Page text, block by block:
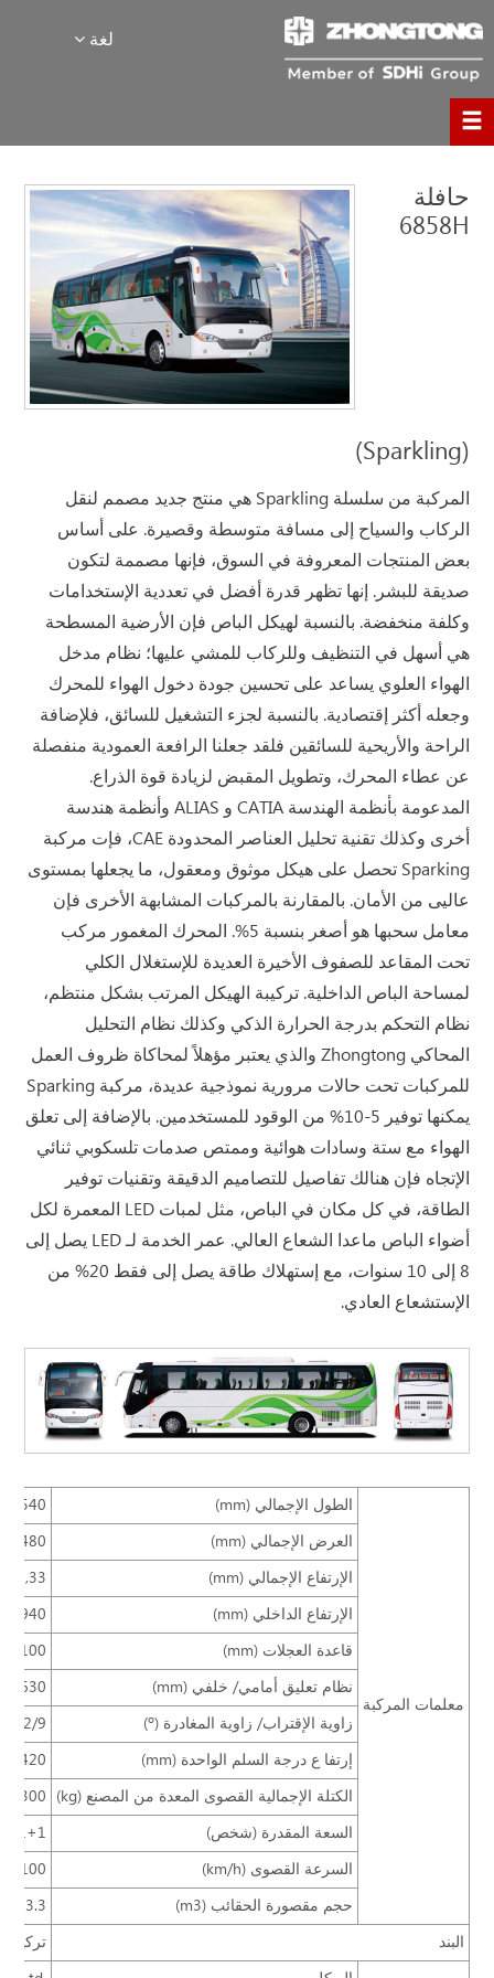
لغة
حافلة
6858H
(Sparkling)
المركبة من سلسلة Sparkling هي منتج جديد مصمم لنقل
الركاب والسياح إلى مسافة متوسطة وقصيرة. على أساس
بعض المنتجات المعروفة في السوق، فإنها مصممة لتكون
صديقة للبشر. إنها تظهر قدرة أفضل في تعددية الإستخدامات
وكلفة منخفضة. بالنسبة لهيكل الباص فإن الأرضية المسطحة
هي أسهل في التنظيف وللركاب للمشي عليها؛ نظام مدخل
الهواء العلوي يساعد على تحسين جودة دخول الهواء للمحرك
وجعله أكثر إقتصادية. بالنسبة لجزء التشغيل للسائق، فلإضافة
الراحة والأريحية للسائقين فلقد جعلنا الرافعة العمودية منفصلة
عن عطاء المحرك، وتطويل المقبض لزيادة قوة الذراع.
المدعومة بأنظمة الهندسة CATIA و ALIAS وأنظمة هندسة
أخرى وكذلك تقنية تحليل العناصر المحدودة CAE، فإت مركبة
Sparking تحصل على هيكل موثوق ومعقول، ما يجعلها بمستوى
عاليى من الأمان. بالمقارنة بالمركبات المشابهة الأخرى فإن
معامل سحبها هو أصغر بنسبة 5%. المحرك المغمور مركب
تحت المقاعد للصفوف الأخيرة العديدة للإستغلال الكلي
لمساحة الباص الداخلية. تركيبة الهيكل المرتب بشكل منتظم،
نظام التحكم بدرجة الحرارة الذكي وكذلك نظام التحليل
المحاكي Zhongtong والذي يعتبر مؤهلاً لمحاكاة ظروف العمل
للمركبات تحت حالات مرورية نموذجية عديدة، مركبة Sparking
يمكنها توفير 5-10% من الوقود للمستخدمين. بالإضافة إلى تعلق
الهواء مع ستة وسادات هوائية وممتص صدمات تلسكوبي ثنائي
الإتجاه فإن هنالك تفاصيل للتصاميم الدقيقة وتقنيات توفير
الطاقة، في كل مكان في الباص، مثل لمبات LED المعمرة لكل
أضواء الباص ماعدا الشعاع العالي. عمر الخدمة لـ LED يصل إلى
8 إلى 10 سنوات، مع إستهلاك طاقة يصل إلى فقط 20% من
الإستشعاع العادي.
معلمات المركبة
الطول الإجمالي (mm)
8540
العرض الإجمالي (mm)
2480
الإرتفاع الإجمالي (mm)
33, 503, 250
الإرتفاع الداخلي (mm)
1940
قاعدة العجلات (mm)
4100
نظام تعليق أمامي/ خلفي (mm)
2630
زاوية الإقتراب/ زاوية المغادرة (º)
12/9
إرتفا ع درجة السلم الواحدة (mm)
420
الكتلة الإجمالية القصوى المعدة من المصنع (kg)
11300
السعة المقدرة (شخص)
السرعة القصوى (km/h)
100
حجم مقصورة الحقائب (m3)
3.3
البند